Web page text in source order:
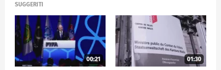
SUGGERITI
00:21 01:30